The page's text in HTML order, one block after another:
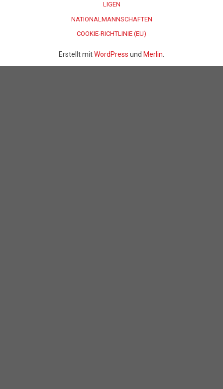
LIGEN
NATIONALMANNSCHAFTEN
COOKIE-RICHTLINIE (EU)
Erstellt mitWordPress und Merlin.